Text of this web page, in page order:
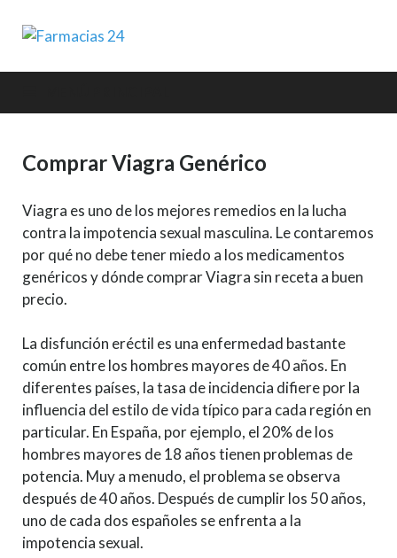
Farmacias 24
Comprar Viagra Genérico
Viagra es uno de los mejores remedios en la lucha
contra la impotencia sexual masculina. Le contaremos
por qué no debe tener miedo a los medicamentos
genéricos y dónde comprar Viagra sin receta a buen
precio.
La disfunción eréctil es una enfermedad bastante
común entre los hombres mayores de 40 años. En
diferentes países, la tasa de incidencia difiere por la
influencia del estilo de vida típico para cada región en
particular. En España, por ejemplo, el 20% de los
hombres mayores de 18 años tienen problemas de
potencia. Muy a menudo, el problema se observa
después de 40 años. Después de cumplir los 50 años,
uno de cada dos españoles se enfrenta a la
impotencia sexual.